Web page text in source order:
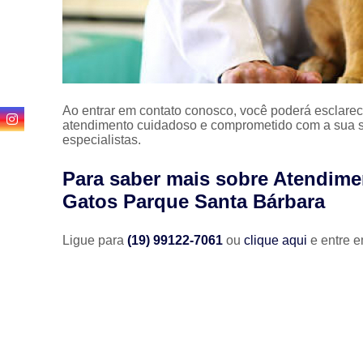
Ao entrar em contato conosco, você poderá
atendimento cuidadoso e comprometido com a sua
especialistas.
Para saber mais sobre
Gatos Parque Santa Bárbara
Ligue para(19) 99122-7061ouclique aqui e entre